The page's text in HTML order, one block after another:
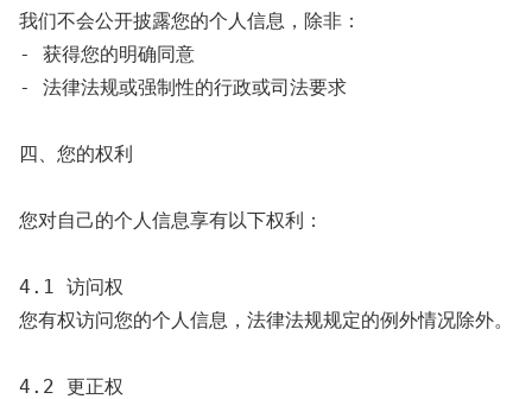
我们不会公开披露您的个人信息，除非：
- 获得您的明确同意
- 法律法规或强制性的行政或司法要求
四、您的权利
您对自己的个人信息享有以下权利：
4.1 访问权
您有权访问您的个人信息，法律法规规定的例外情况除外。
4.2 更正权